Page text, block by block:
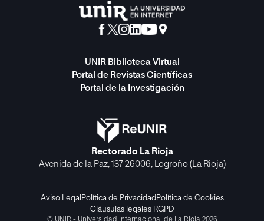
UNIR Biblioteca Virtual
Portal de Revistas Científicas
Portal de la Investigación
Rectorado La Rioja
Avenida de la Paz, 137 26006, Logroño (La Rioja)
Aviso Legal Política de Privacidad Política de Cookies
Cláusulas legales RGPD